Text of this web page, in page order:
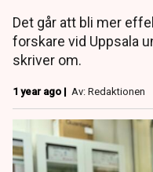
Det går att bli mer
forskare vid Uppsala
skriver om.
1 year ago | Av: Redaktionen